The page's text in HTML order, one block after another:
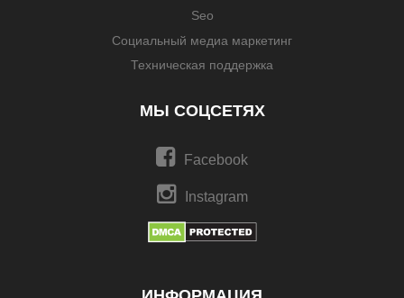
Seo
Социальный медиа маркетинг
Техническая поддержка
МЫ СОЦСЕТЯХ
Facebook
Instagram